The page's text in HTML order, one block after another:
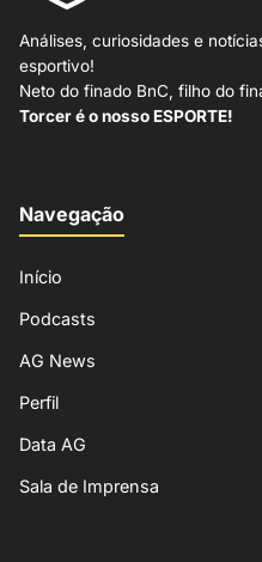
Análises, curiosidades e
esportivo!
Neto do finado BnC, filho do
Torcer é o nosso ESPORTE!
Navegação
Início
Podcasts
AG News
Perfil
Data AG
Sala de Imprensa